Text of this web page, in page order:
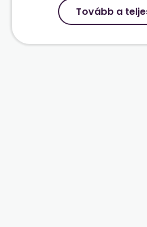
Tovább a